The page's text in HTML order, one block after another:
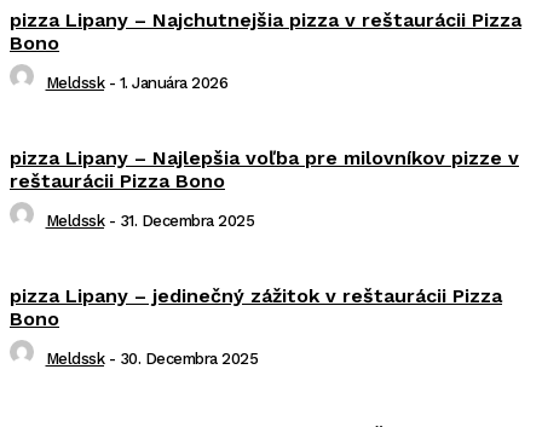
pizza Lipany – Najchutnejšia pizza v reštaurácii Pizza
Bono
Meldssk - 1. Januára 2026
pizza Lipany – Najlepšia voľba pre milovníkov pizze v
reštaurácii Pizza Bono
Meldssk - 31. Decembra 2025
pizza Lipany – jedinečný zážitok v reštaurácii Pizza
Bono
Meldssk - 30. Decembra 2025